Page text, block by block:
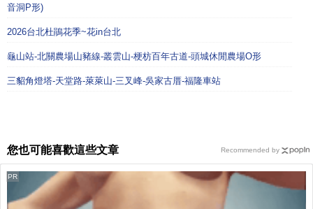
音洞P形)
2026台北杜鵑花季~花in台北
龜山站-北關農場山豬線-叢雲山-梗枋百年古道-頭城休閒農場O形
三貂角燈塔-天堂路-萊萊山-三叉峰-吳家古厝-福隆車站
您也可能喜歡這些文章
PR
Recommended by